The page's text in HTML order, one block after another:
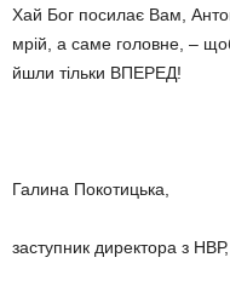
Хай Бог посилає Вам,
мрій, а саме головне, –
йшли тільки ВПЕРЕД!
Галина Покотицька,
заступник директора з НВР,